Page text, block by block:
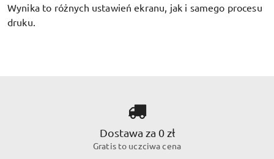
Wynika to różnych ustawień ekranu, jak i samego procesu
druku.
Dostawa za 0 zł
Gratis to uczciwa cena